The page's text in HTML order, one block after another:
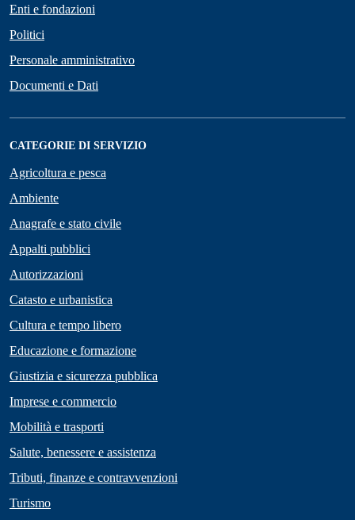
Enti e fondazioni
Politici
Personale amministrativo
Documenti e Dati
CATEGORIE DI SERVIZIO
Agricoltura e pesca
Ambiente
Anagrafe e stato civile
Appalti pubblici
Autorizzazioni
Catasto e urbanistica
Cultura e tempo libero
Educazione e formazione
Giustizia e sicurezza pubblica
Imprese e commercio
Mobilità e trasporti
Salute, benessere e assistenza
Tributi, finanze e contravvenzioni
Turismo